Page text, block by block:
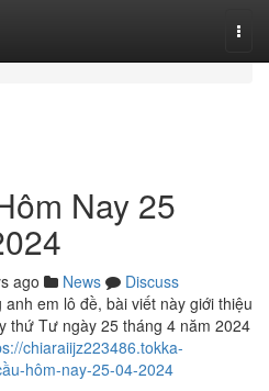
Nay 25
ago News
Discuss
em lô đề, bài viết này giới thiệu
thứ Tư ngày 25 tháng 4 năm 2024
chiaraiijz223486.tokka-
hôm-nay-25-04-2024